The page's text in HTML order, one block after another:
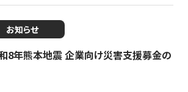
お知らせ
和8年熊本地震 企業向け災害支援募金の